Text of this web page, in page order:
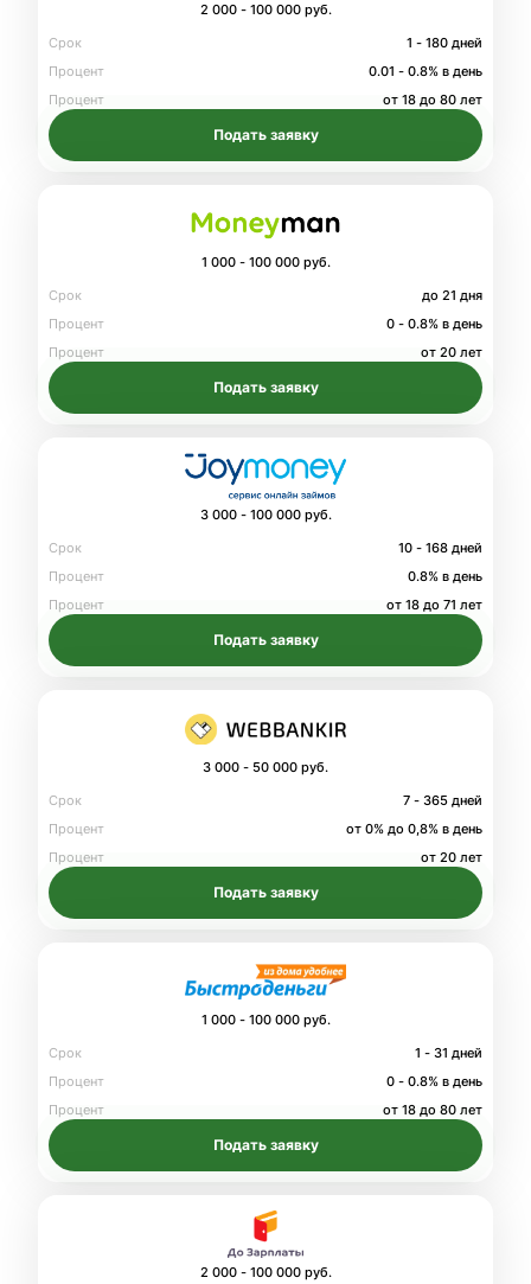
2 000 - 100 000 руб.
Срок
1 - 180 дней
Процент
0.01 - 0.8% в день
Процент
от 18 до 80 лет
Подать заявку
1 000 - 100 000 руб.
Срок
до 21 дня
Процент
0 - 0.8% в день
Процент
от 20 лет
Подать заявку
3 000 - 100 000 руб.
Срок
10 - 168 дней
Процент
0.8% в день
Процент
от 18 до 71 лет
Подать заявку
3 000 - 50 000 руб.
Срок
7 - 365 дней
Процент
от 0% до 0,8% в день
Процент
от 20 лет
Подать заявку
1 000 - 100 000 руб.
Срок
1 - 31 дней
Процент
0 - 0.8% в день
Процент
от 18 до 80 лет
Подать заявку
2 000 - 100 000 руб.